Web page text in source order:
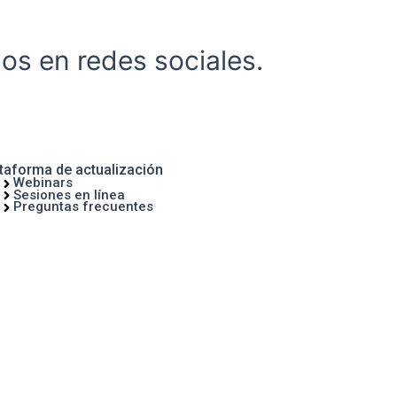
en redes sociales.
de actualización
Webinars
Sesiones en línea
Preguntas frecuentes